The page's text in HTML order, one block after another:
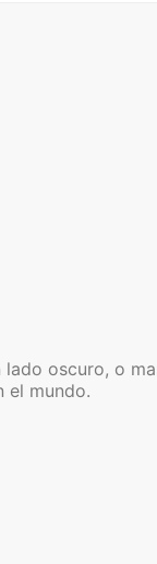
oscuro, o
el mundo.